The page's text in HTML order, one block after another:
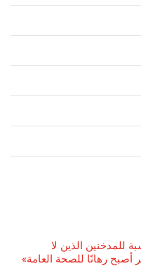
للمدخنين الذين لا
أصبح رهانًا للصحة العامة»